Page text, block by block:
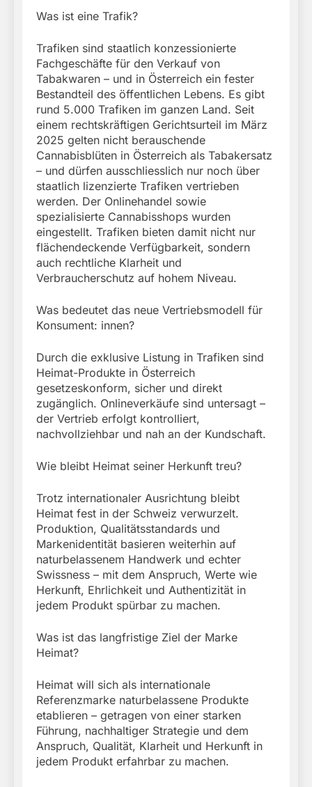
Was ist eine Trafik?
Trafiken sind staatlich konzessionierte
Fachgeschäfte für den Verkauf von
Tabakwaren – und in Österreich ein fester
Bestandteil des öffentlichen Lebens. Es gibt
rund 5.000 Trafiken im ganzen Land. Seit
einem rechtskräftigen Gerichtsurteil im März
2025 gelten nicht berauschende
Cannabisblüten in Österreich als Tabakersatz
– und dürfen ausschliesslich nur noch über
staatlich lizenzierte Trafiken vertrieben
werden. Der Onlinehandel sowie
spezialisierte Cannabisshops wurden
eingestellt. Trafiken bieten damit nicht nur
flächendeckende Verfügbarkeit, sondern
auch rechtliche Klarheit und
Verbraucherschutz auf hohem Niveau.
Was bedeutet das neue Vertriebsmodell für
Konsument: innen?
Durch die exklusive Listung in Trafiken sind
Heimat-Produkte in Österreich
gesetzeskonform, sicher und direkt
zugänglich. Onlineverkäufe sind untersagt –
der Vertrieb erfolgt kontrolliert,
nachvollziehbar und nah an der Kundschaft.
Wie bleibt Heimat seiner Herkunft treu?
Trotz internationaler Ausrichtung bleibt
Heimat fest in der Schweiz verwurzelt.
Produktion, Qualitätsstandards und
Markenidentität basieren weiterhin auf
naturbelassenem Handwerk und echter
Swissness – mit dem Anspruch, Werte wie
Herkunft, Ehrlichkeit und Authentizität in
jedem Produkt spürbar zu machen.
Was ist das langfristige Ziel der Marke
Heimat?
Heimat will sich als internationale
Referenzmarke naturbelassene Produkte
etablieren – getragen von einer starken
Führung, nachhaltiger Strategie und dem
Anspruch, Qualität, Klarheit und Herkunft in
jedem Produkt erfahrbar zu machen.